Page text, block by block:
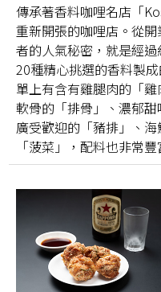
傳承著香料咖哩名店「
重新開張的咖哩店。從
者的人氣秘密，就是經
20種精心挑選的香料製
單上有含有雞腿肉的「
軟骨的「排骨」、濃郁
廣受歡迎的「豬排」、
「菠菜」，配料也非常豐